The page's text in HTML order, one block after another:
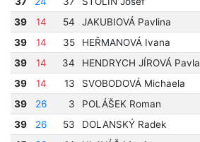
39
14 54 JAKUBIOVÁ Pavlina
39
14 35 HEŘMANOVÁ Ivana
39
14 34 HENDRYCH JÍROVÁ Pavla
39
14 13 SVOBODOVÁ Michaela
39
26 3 POLÁŠEK Roman
39
26 53 DOLANSKÝ Radek